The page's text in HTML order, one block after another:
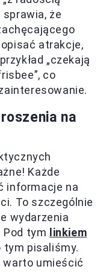
sprawia, że
atrakcje,
„czekają
co
na
Każde
informacje na
To szczególnie
wydarzenia
Pod tym
linkiem
tym pisaliśmy.
warto umieścić